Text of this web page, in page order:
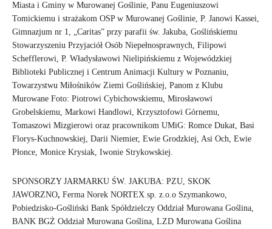
Miasta i Gminy w Murowanej Goślinie, Panu Eugeniuszowi
Tomickiemu i strażakom OSP w Murowanej Goślinie, P. Janowi Kassei,
Gimnazjum nr 1, „Caritas” przy parafii św. Jakuba, Goślińskiemu
Stowarzyszeniu Przyjaciół Osób Niepełnosprawnych, Filipowi
Schefflerowi, P. Władysławowi Nielipińskiemu z Wojewódzkiej
Biblioteki Publicznej i Centrum Animacji Kultury w Poznaniu,
Towarzystwu Miłośników Ziemi Goślińskiej, Panom z Klubu
Murowane Foto: Piotrowi Cybichowskiemu, Mirosławowi
Grobelskiemu, Markowi Handlowi, Krzysztofowi Górnemu,
Tomaszowi Mizgierowi oraz pracownikom UMiG: Romce Dukat, Basi
Florys-Kuchnowskiej, Darii Niemier, Ewie Grodzkiej, Asi Och, Ewie
Płonce, Monice Krysiak, Iwonie Strykowskiej.
SPONSORZY JARMARKU ŚW. JAKUBA: PZU, SKOK
JAWORZNO, Ferma Norek NORTEX sp. z.o.o Szymankowo,
Pobiedzisko-Gośliński Bank Spółdzielczy Oddział Murowana Goślina,
BANK BGŻ Oddział Murowana Goślina, LZD Murowana Goślina